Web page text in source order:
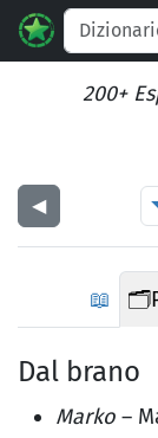
200+
◀︎
📖 🗂️
Dal brano
Marko –